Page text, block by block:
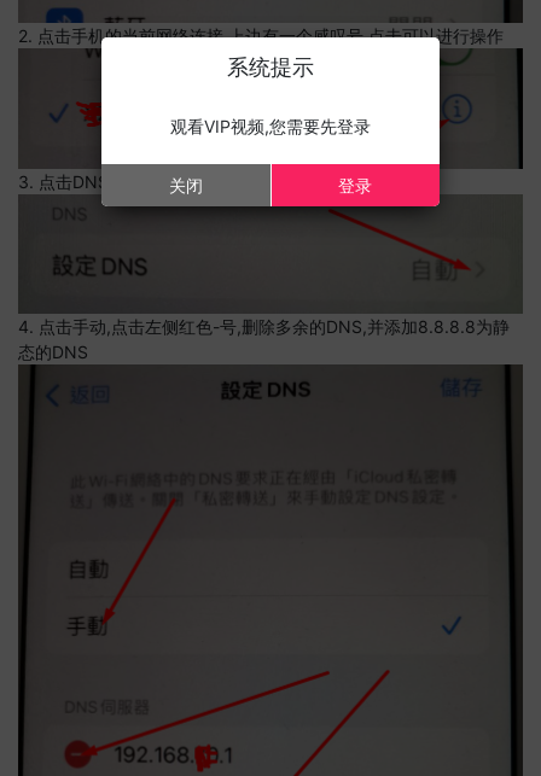
2. 点击手机的当前网络连接,上边有一个感叹号,点击可以进行操作
3. 点击DNS设置
4. 点击手动,点击左侧红色-号,删除多余的DNS,并添加8.8.8.8为静
态的DNS
系统提示
观看VIP视频,您需要先登录
关闭 登录